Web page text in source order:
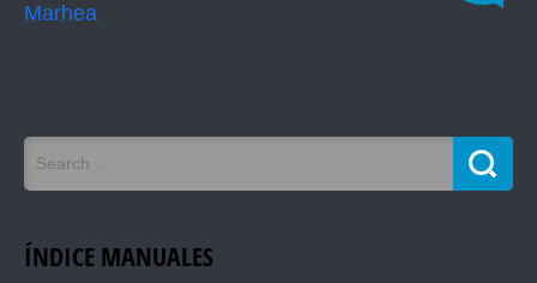
Marhea
ÍNDICE MANUALES